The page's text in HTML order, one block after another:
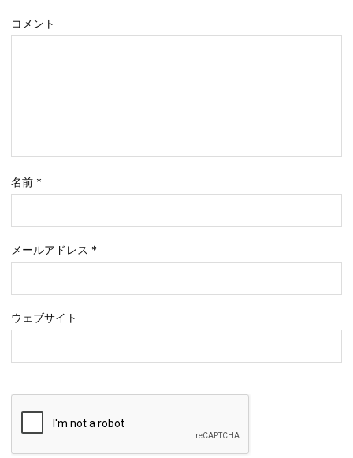
コメント
名前 *
メールアドレス *
ウェブサイト